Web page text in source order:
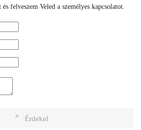
felveszem Veled a személyes kapcsolatot.
Érdekel